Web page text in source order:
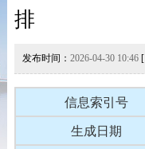
排
发布时间： 2026-04-30 10:46[
信息索引号
生成日期